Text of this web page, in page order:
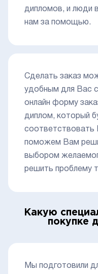
дипломов, и люди
нам за помощью.
Сделать заказ
удобным для Вас
онлайн форму
диплом, который
поможем Вам
выбором
решить проблему
Какую
покупке
Мы подготовили